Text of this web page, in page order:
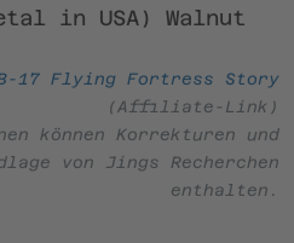
in USA) Walnut
17 Flying Fortress Story
(Affiliate-Link)
können Korrekturen und
von Jings Recherchen
enthalten.